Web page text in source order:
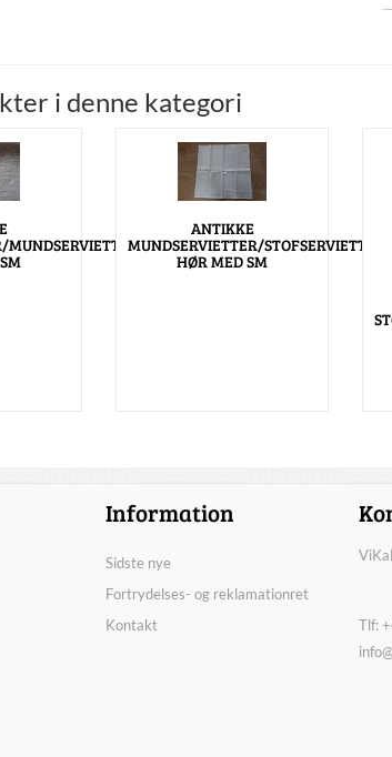
i denne kategori
MUNDSERVIETTER
ANTIKKE
MUNDSERVIETTER/STOFSERVIETTER
HØR MED SM
Information
Sidste nye
Fortrydelses- og reklamationret
Kontakt
Tlf: